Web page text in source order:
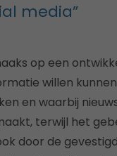
media”
op een
willen
en waarbij
terwijl het
door de